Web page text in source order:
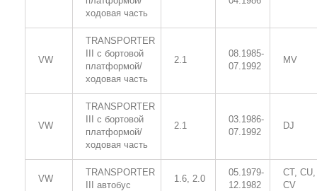
ходовая часть
VW
TRANSPORTER
III c бортовой
платформой/
ходовая часть
2.1
08.1985-
07.1992
MV
VW
TRANSPORTER
III c бортовой
платформой/
ходовая часть
2.1
03.1986-
07.1992
DJ
VW
TRANSPORTER
III автобус
1.6, 2.0
05.1979-
12.1982
CT, CU,
CV